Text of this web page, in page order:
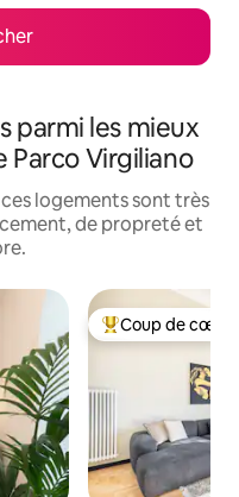
parmi les mieux
Parco Virgiliano
logements sont très
de propreté et
Coups de cœur
Coup de cœur